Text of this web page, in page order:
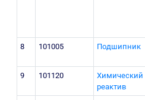
8 101005 Подшипник
9 101120
Химический
реактив